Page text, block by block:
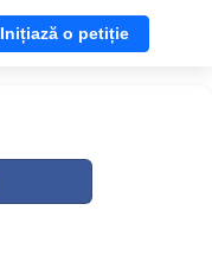
Inițiază o petiție